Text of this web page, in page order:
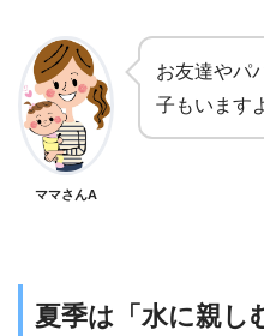
ママさんA
お友達やパ
子もいます
夏季は「水に親し